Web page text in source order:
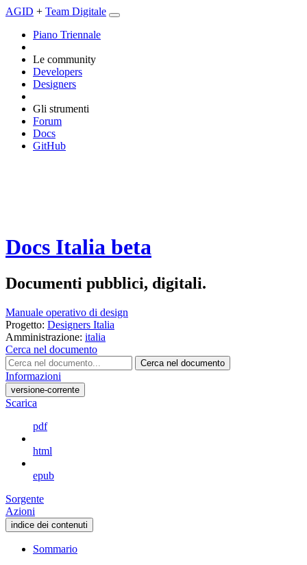
AGID + Team Digitale
Piano Triennale
Le community
Developers
Designers
Gli strumenti
Forum
Docs
GitHub
Docs Italia beta
Documenti pubblici, digitali.
Manuale operativo di design
Progetto: Designers Italia
Amministrazione: italia
Cerca nel documento
Cerca nel documento
Informazioni
versione-corrente
Scarica
pdf
html
epub
Sorgente
Azioni
indice dei contenuti
Sommario